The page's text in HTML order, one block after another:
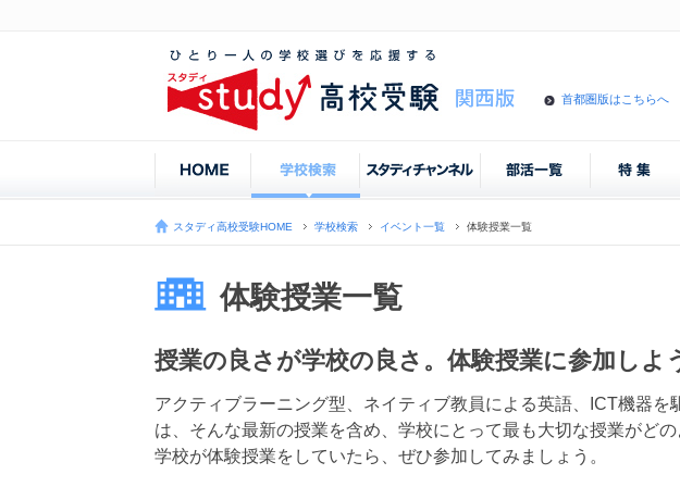
首都圏版はこちらへ
スタディ高校受験HOME 学校検索 イベント一覧 体験授業一覧
体験授業一覧
授業の良さが学校の良さ。体験授業に参加しよ
アクティブラーニング型、ネイティブ教員による英語、ICT機器
は、そんな最新の授業を含め、学校にとって最も大切な授業がど
学校が体験授業をしていたら、ぜひ参加してみましょう。